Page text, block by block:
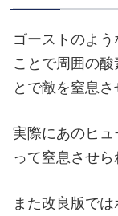
ゴーストのよ
ことで周囲の
とで敵を窒息さ
実際にあのヒュ
って窒息させら
また改良版で